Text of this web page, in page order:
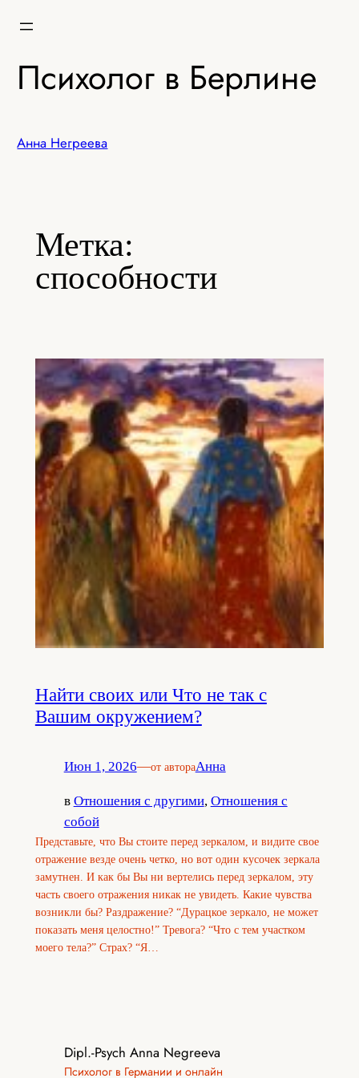
Психолог в Берлине
Анна Негреева
Метка:
способности
Найти своих или Что не так с
Вашим окружением?
Июн 1, 2026—от автораАнна
в Отношения с другими, Отношения с
собой
Представьте, что Вы стоите перед зеркалом, и видите свое
отражение везде очень четко, но вот один кусочек зеркала
замутнен. И как бы Вы ни вертелись перед зеркалом, эту
часть своего отражения никак не увидеть. Какие чувства
возникли бы? Раздражение? “Дурацкое зеркало, не может
показать меня целостно!” Тревога? “Что с тем участком
моего тела?” Страх? “Я…
Dipl.-Psych Anna Negreeva
Психолог в Германии и онлайн